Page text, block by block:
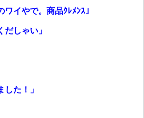
イやで。商品ｸﾚﾒﾝｽ」
しゃい」
た！」